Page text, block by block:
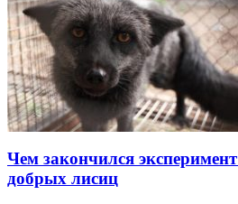
Чем закончился
добрых лисиц